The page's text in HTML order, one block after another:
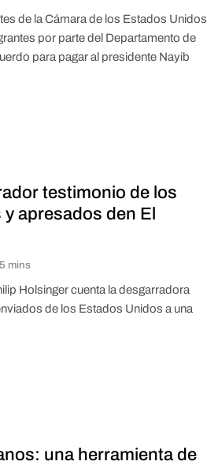
de la Cámara de los Estados Unidos
por parte del Departamento de
para pagar al presidente Nayib
testimonio de los
apresados den El
5 mins
Holsinger cuenta la desgarradora
de los Estados Unidos a una
una herramienta de